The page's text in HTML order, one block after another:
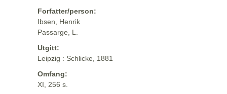
Forfatter/person:
Ibsen, Henrik
Passarge, L.
Utgitt:
Leipzig : Schlicke, 1881
Omfang:
XI, 256 s.